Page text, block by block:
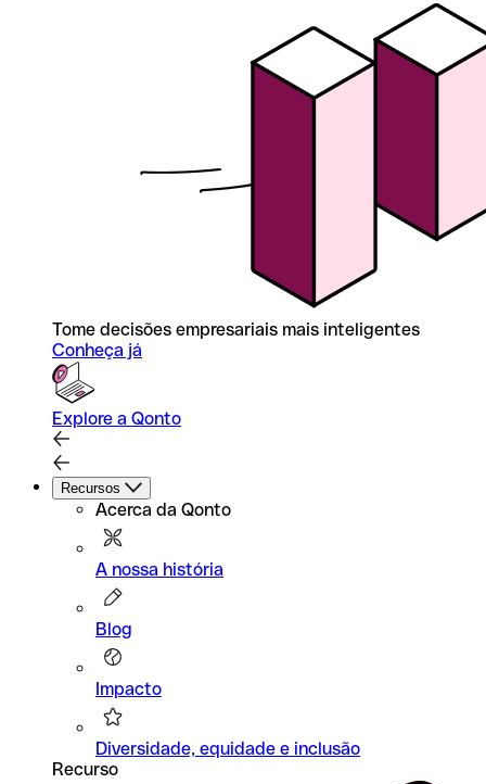
Tome decisões empresariais mais inteligentes
Conheça já
Explore a Qonto
Recursos
Acerca da Qonto
A nossa história
Blog
Impacto
Diversidade, equidade e inclusão
Recurso